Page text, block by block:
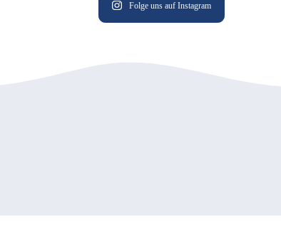
Folge uns auf Instagram